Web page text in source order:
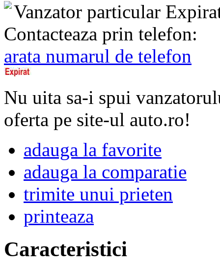
Vanzator particular
Contacteaza prin telefon:
arata numarul de telefon
Nu uita sa-i spui
oferta pe site-ul auto.ro!
adauga la favorite
adauga la comparatie
trimite unui prieten
printeaza
Caracteristici